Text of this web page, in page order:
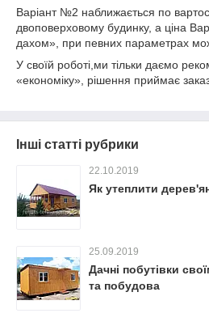
Варіант №2 наближається по
двоповерховому будинку, а ціна
дахом», при певних параметрах
У своїй роботі,ми тільки даємо
«економіку», рішення приймає
Інші статті рубрики
22.10.2019
Як утеплити
25.09.2019
Дачні побутівки
та побудова